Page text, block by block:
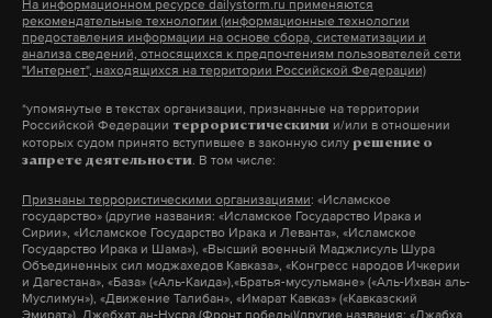
Дзен VK
Для ликвидации последствий ЧП привлечены 21
единица техники и 111 человек, в том числе
четыре машины и 41 сотрудник МЧС, уточнили в
спасательном ведомстве. Проводится разбор
завалов. Угрозы повторных взрывов и возгорания
нет. На месте происшествия развернут пункт
временного размещения людей.
На информационном ресурсе dailystorm.ru применяются
рекомендательные технологии (информационные технологии
предоставления информации на основе сбора, систематизации и
анализа сведений, относящихся к предпочтениям пользователей сети
"Интернет", находящихся на территории Российской Федерации)
*упомянутые в текстах организации, признанные на территории
Российской Федерации террористическими и/или в отношении
которых судом принято вступившее в законную силу решение о
запрете деятельности. В том числе:
Признаны террористическими организациями: «Исламское
государство» (другие названия: «Исламское Государство Ирака и
Сирии», «Исламское Государство Ирака и Леванта», «Исламское
Государство Ирака и Шама»), «Высший военный Маджлисуль Шура
Объединенных сил моджахедов Кавказа», «Конгресс народов Ичкерии
и Дагестана», «База» («Аль-Каида»),«Братья-мусульмане» («Аль-Ихван аль-
Муслимун»), «Движение Талибан», «Имарат Кавказ» («Кавказский